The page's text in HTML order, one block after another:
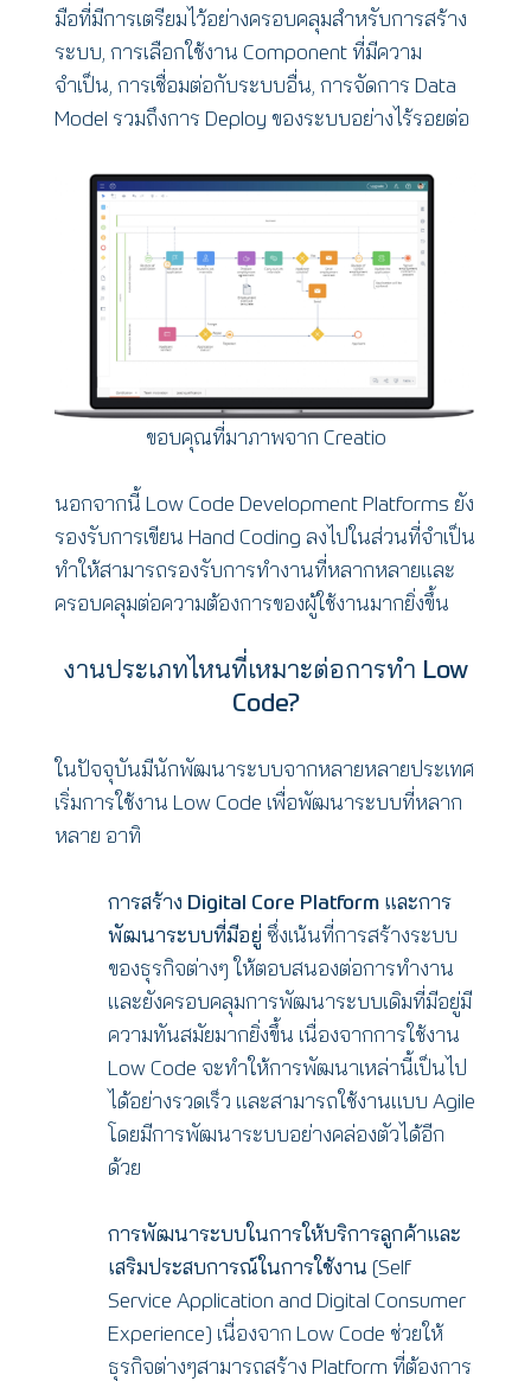
มือที่มีการเตรียมไว้อย่างครอบคลุมสำหรับการสร้าง
ระบบ, การเลือกใช้งาน Component ที่มีความ
จำเป็น, การเชื่อมต่อกับระบบอื่น, การจัดการ Data
Model รวมถึงการ Deploy ของระบบอย่างไร้รอยต่อ
ขอบคุณที่มาภาพจาก Creatio
นอกจากนี้ Low Code Development Platforms ยัง
รองรับการเขียน Hand Coding ลงไปในส่วนที่จำเป็น
ทำให้สามารถรองรับการทำงานที่หลากหลายและ
ครอบคลุมต่อความต้องการของผู้ใช้งานมากยิ่งขึ้น
งานประเภทไหนที่เหมาะต่อการทำ Low
Code?
ในปัจจุบันมีนักพัฒนาระบบจากหลายหลายประเทศ
เริ่มการใช้งาน Low Code เพื่อพัฒนาระบบที่หลาก
หลาย อาทิ
การสร้าง Digital Core Platform และการ
พัฒนาระบบที่มีอยู่ ซึ่งเน้นที่การสร้างระบบ
ของธุรกิจต่างๆ ให้ตอบสนองต่อการทำงาน
และยังครอบคลุมการพัฒนาระบบเดิมที่มีอยู่มี
ความทันสมัยมากยิ่งขึ้น เนื่องจากการใช้งาน
Low Code จะทำให้การพัฒนาเหล่านี้เป็นไป
ได้อย่างรวดเร็ว และสามารถใช้งานแบบ Agile
โดยมีการพัฒนาระบบอย่างคล่องตัวได้อีก
ด้วย
การพัฒนาระบบในการให้บริการลูกค้าและ
เสริมประสบการณ์ในการใช้งาน (Self
Service Application and Digital Consumer
Experience) เนื่องจาก Low Code ช่วยให้
ธุรกิจต่างๆสามารถสร้าง Platform ที่ต้องการ